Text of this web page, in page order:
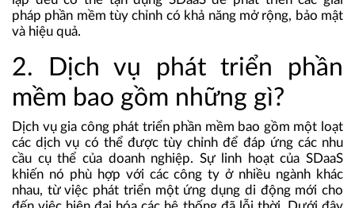
pháp phần mềm tùy chỉnh có khả năng mở rộng, bảo mật
và hiệu quả.
2. Dịch vụ phát triển phần
mềm bao gồm những gì?
Dịch vụ gia công phát triển phần mềm bao gồm một loạt
các dịch vụ có thể được tùy chỉnh để đáp ứng các nhu
cầu cụ thể của doanh nghiệp. Sự linh hoạt của SDaaS
khiến nó phù hợp với các công ty ở nhiều ngành khác
nhau, từ việc phát triển một ứng dụng di động mới cho